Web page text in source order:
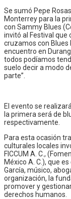
Se sumó Pepe
Monterrey para la
con Sammy Blues
invitó al Festival que
cruzamos con Blues
encuentro en
todos podíamos
suelo decir a modo
parte”.
El evento se
la primera será de
respectivamente.
Para esta ocasión
culturales locales
FICCUM A. C.,
México A. C.), que
García, músico,
organización, la
promover y
derechos humanos.